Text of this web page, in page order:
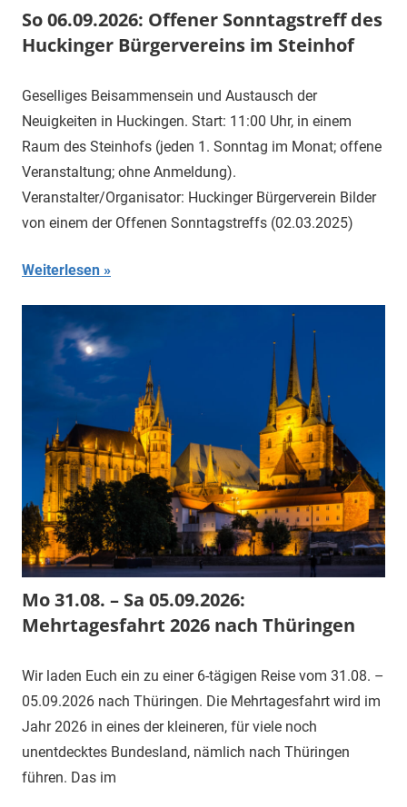
So 06.09.2026: Offener Sonntagstreff des
Huckinger Bürgervereins im Steinhof
Geselliges Beisammensein und Austausch der
Neuigkeiten in Huckingen. Start: 11:00 Uhr, in einem
Raum des Steinhofs (jeden 1. Sonntag im Monat; offene
Veranstaltung; ohne Anmeldung).
Veranstalter/Organisator: Huckinger Bürgerverein Bilder
von einem der Offenen Sonntagstreffs (02.03.2025)
Weiterlesen
Mo 31.08. – Sa 05.09.2026:
Mehrtagesfahrt 2026 nach Thüringen
Wir laden Euch ein zu einer 6-tägigen Reise vom 31.08. –
05.09.2026 nach Thüringen. Die Mehrtagesfahrt wird im
Jahr 2026 in eines der kleineren, für viele noch
unentdecktes Bundesland, nämlich nach Thüringen
führen. Das im